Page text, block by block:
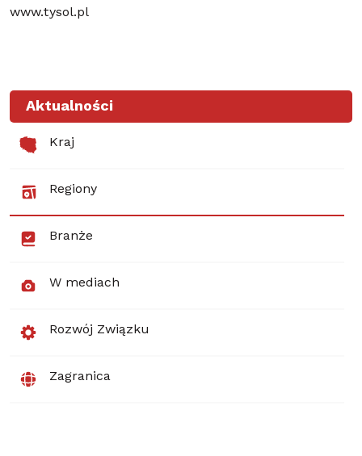
www.tysol.pl
Aktualności
Kraj
Regiony
Branże
W mediach
Rozwój Związku
Zagranica